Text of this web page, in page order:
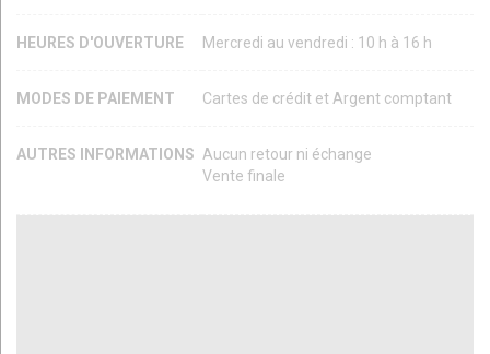
HEURES D'OUVERTURE Mercredi au vendredi : 10 h à 16 h
MODES DE PAIEMENT Cartes de crédit et Argent comptant
AUTRES INFORMATIONS Aucun retour ni échange
Vente finale